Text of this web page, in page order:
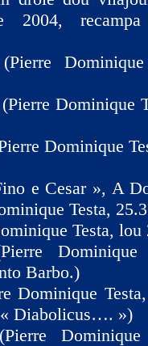
2004,
Dominique
Dominique
e Cesar », A
Testa,
Testa, lou
Barbo.)
Dominique
« Diabolicus…. »)